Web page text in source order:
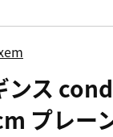
ンス
プレー